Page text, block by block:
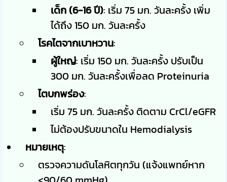
เด็ก (6-16 ปี): เริ่ม 75 มก. วันละครั้ง เพิ่ม
ได้ถึง 150 มก. วันละครั้ง
โรคไตจากเบาหวาน:
ผู้ใหญ่: เริ่ม 150 มก. วันละครั้ง ปรับเป็น
300 มก. วันละครั้งเพื่อลด Proteinuria
ไตบกพร่อง:
เริ่ม 75 มก. วันละครั้ง ติดตาม CrCl/eGFR
ไม่ต้องปรับขนาดใน Hemodialysis
หมายเหตุ:
ตรวจความดันโลหิตทุกวัน (แจ้งแพทย์หาก